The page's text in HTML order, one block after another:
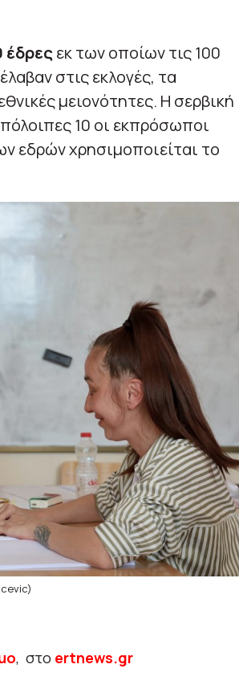
έδρεςεκ των οποίων τις 100
στις εκλογές, τα
μειονότητες. Η σερβική
10 οι εκπρόσωποι
εδρών χρησιμοποιείται το
, στο ertnews.gr